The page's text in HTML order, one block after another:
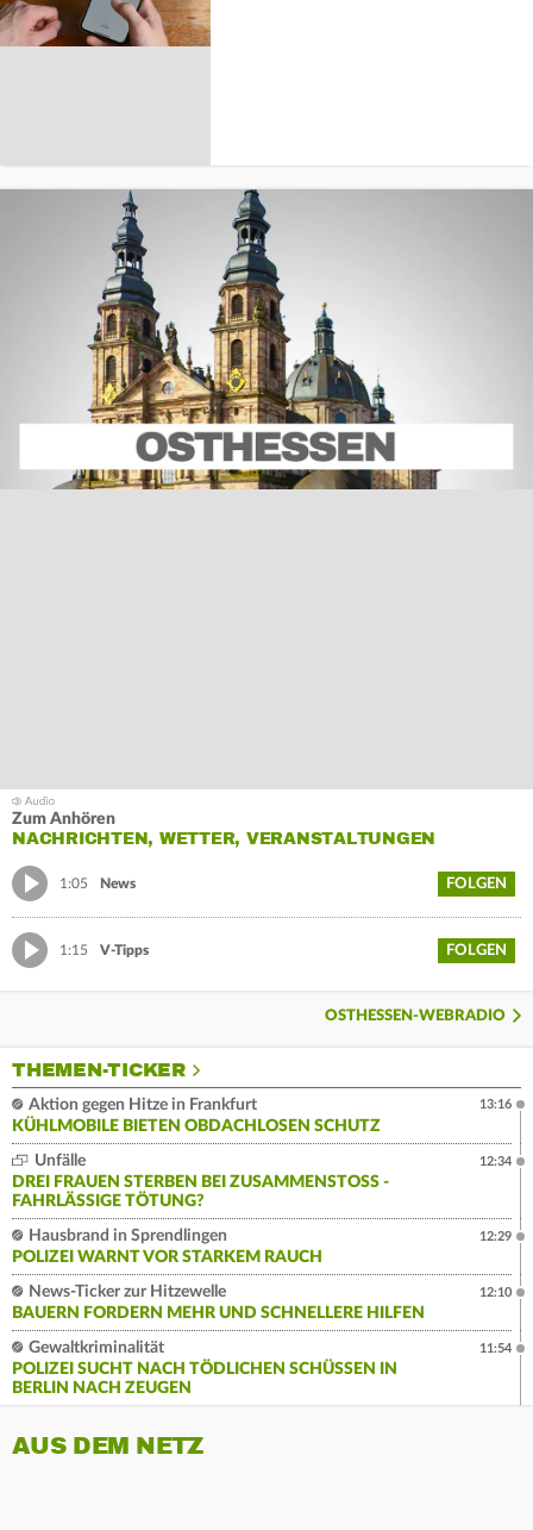
Zum Anhören
NACHRICHTEN, WETTER, VERANSTALTUNGEN
1:05 News FOLGEN
1:15 V-Tipps FOLGEN
OSTHESSEN-WEBRADIO
THEMEN-TICKER
Aktion gegen Hitze in Frankfurt
KÜHLMOBILE BIETEN OBDACHLOSEN SCHUTZ
13:16
Unfälle
DREI FRAUEN STERBEN BEI ZUSAMMENSTOSS - F
AHRLÄSSIGE TÖTUNG?
12:34
Hausbrand in Sprendlingen
POLIZEI WARNT VOR STARKEM RAUCH
12:29
News-Ticker zur Hitzewelle
BAUERN FORDERN MEHR UND SCHNELLERE HILFEN
12:10
Gewaltkriminalität
POLIZEI SUCHT NACH TÖDLICHEN SCHÜSSEN IN
BERLIN NACH ZEUGEN
11:54
AUS DEM NETZ